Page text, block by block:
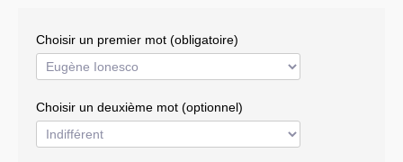
Gouvernance mondiale & mondialisation
Résistances
Choisir un premier mot (obligatoire)
Choisir un deuxième mot (optionnel)